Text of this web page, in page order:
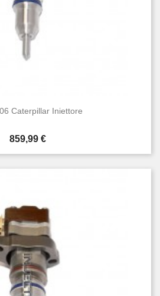
Caterpillar Iniettore
Prezzo
859,99 €